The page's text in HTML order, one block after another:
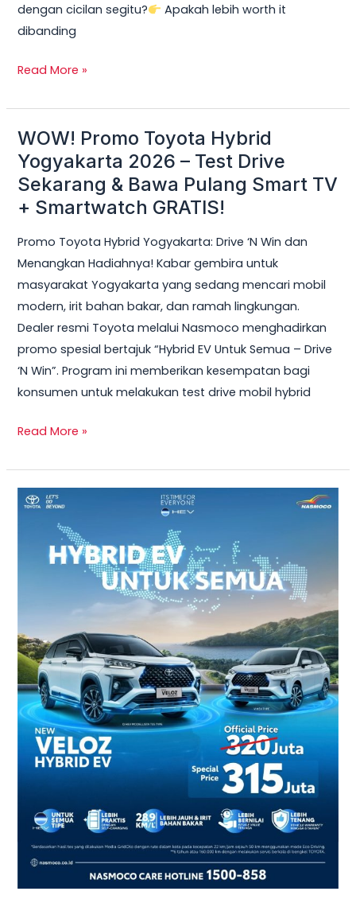
dengan cicilan segitu?
Apakah lebih worth it
dibanding
Jutaan,
DP
&
Read More »
WOW! Promo Toyota Hybrid
Yogyakarta 2026 – Test Drive
Sekarang & Bawa Pulang Smart TV
+ Smartwatch GRATIS!
Promo Toyota Hybrid Yogyakarta: Drive ‘N Win dan
Menangkan Hadiahnya! Kabar gembira untuk
masyarakat Yogyakarta yang sedang mencari mobil
modern, irit bahan bakar, dan ramah lingkungan.
Dealer resmi Toyota melalui Nasmoco menghadirkan
promo spesial bertajuk “Hybrid EV Untuk Semua – Drive
‘N Win”. Program ini memberikan kesempatan bagi
konsumen untuk melakukan test drive mobil hybrid
WOW!
Promo
Toyota
Hybrid
2026
–
Test
Drive
Sekarang
&
Bawa
Pulang
TV
GRATIS!
Read More »
Toyota
Promo
Terbaru
di
Yogyakarta